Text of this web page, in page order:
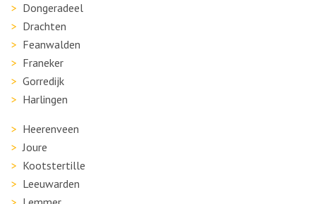
Dongeradeel
Drachten
Feanwalden
Franeker
Gorredijk
Harlingen
Heerenveen
Joure
Kootstertille
Leeuwarden